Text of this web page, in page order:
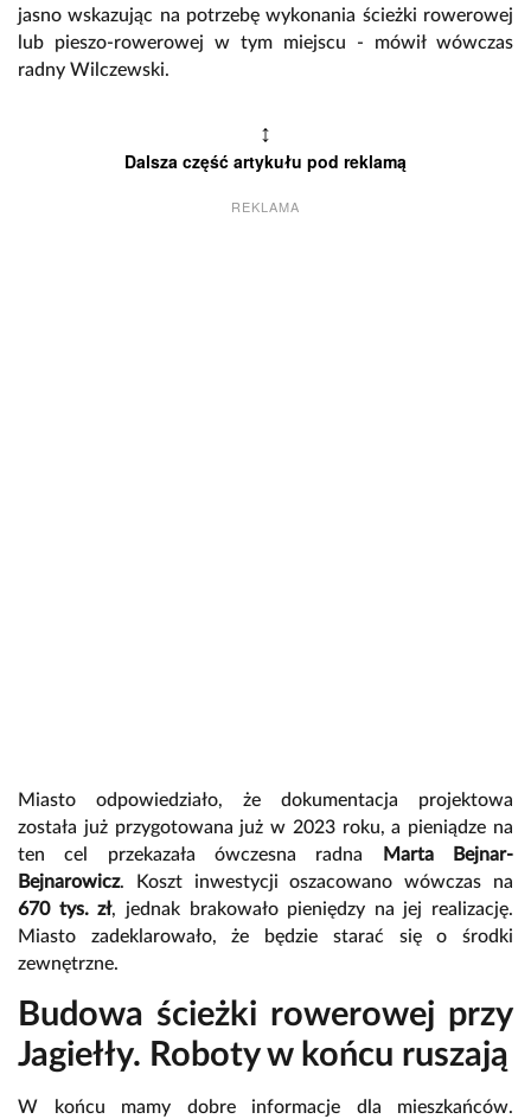
jasno wskazując na potrzebę wykonania ścieżki rowerowej
lub pieszo-rowerowej w tym miejscu - mówił wówczas
radny Wilczewski.
↕
Dalsza część artykułu pod reklamą
REKLAMA
Miasto odpowiedziało, że dokumentacja projektowa
została już przygotowana już w 2023 roku, a pieniądze na
ten cel przekazała ówczesna radna
Marta Bejnar-
Bejnarowicz. Koszt inwestycji oszacowano wówczas na
670 tys. zł, jednak brakowało pieniędzy na jej realizację.
Miasto zadeklarowało, że będzie starać się o środki
zewnętrzne.
Budowa ścieżki rowerowej przy
Jagiełły. Roboty w końcu ruszają
W końcu mamy dobre informacje dla mieszkańców.